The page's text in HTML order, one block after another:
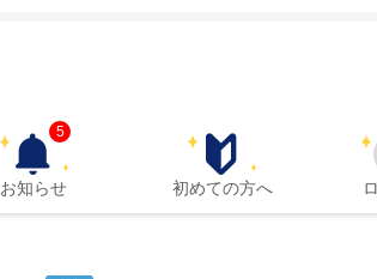
お知らせ
5
初めての方へ